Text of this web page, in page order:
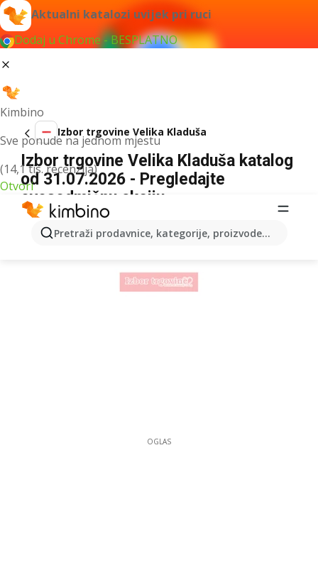
Aktualni katalozi uvijek pri ruci
Dodaj u Chrome - BESPLATNO
Kimbino
Sve ponude na jednom mjestu
(14,1 tis. recenzija)
Otvori
Pretraži prodavnice, kategorije, proizvode...
Izbor trgovine Velika Kladuša
Izbor trgovine Velika Kladuša katalog
od 31.07.2026 - Pregledajte
ovosedmičnu akciju
OGLAS